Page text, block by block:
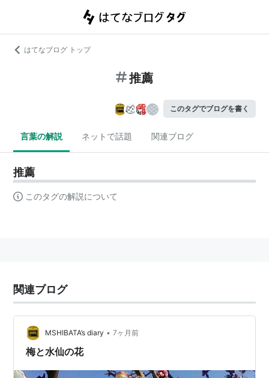
はてなブログ トップ
推薦
このタグでブログを書く
言葉の解説 ネットで話題 関連ブログ
推薦
このタグの解説について
関連ブログ
MSHIBATA’s diary • 7ヶ月前
梅と水仙の花